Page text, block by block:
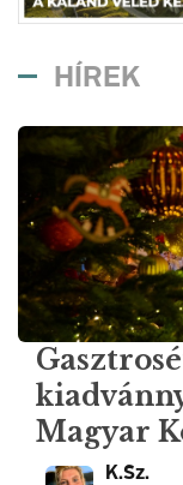
HÍREK
Magyar
K.Sz.